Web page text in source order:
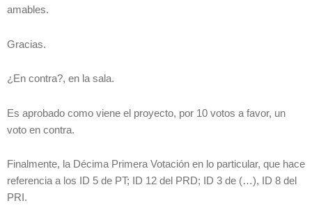
amables.
Gracias.
¿En contra?, en la sala.
Es aprobado como viene el proyecto, por 10 votos a favor, un
voto en contra.
Finalmente, la Décima Primera Votación en lo particular, que hace
referencia a los ID 5 de PT; ID 12 del PRD; ID 3 de (…), ID 8 del
PRI.